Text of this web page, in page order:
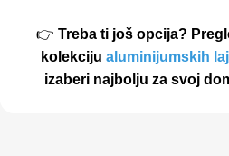
👉 Treba ti još opcija?
kolekciju aluminijumskih
izaberi najbolju za svoj